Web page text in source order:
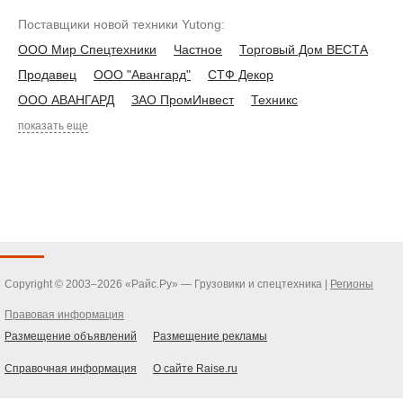
Поставщики новой техники Yutong:
ООО Мир Спецтехники
Частное
Торговый Дом ВЕСТА
Продавец
ООО "Авангард"
СТФ Декор
ООО АВАНГАРД
ЗАО ПромИнвест Техникс
показать еще
Copyright © 2003–2026 «Райс.Ру» — Грузовики и спецтехника | Регионы
Правовая информация
Размещение объявлений
Размещение рекламы
Справочная информация О сайте Raise.ru